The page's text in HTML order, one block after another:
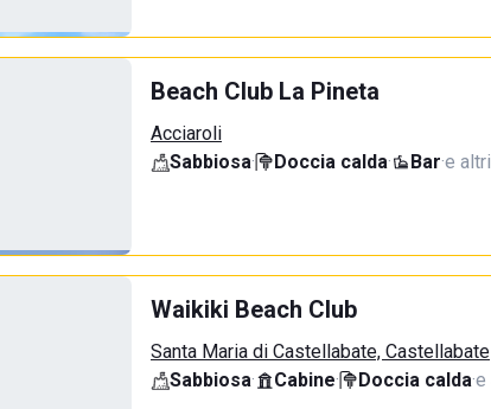
Beach Club La Pineta
Acciaroli
Sabbiosa· Doccia calda· Bar·e
Waikiki Beach Club
Santa Maria di Castellabate, Castellabate
Sabbiosa· Cabine· Doccia calda·e